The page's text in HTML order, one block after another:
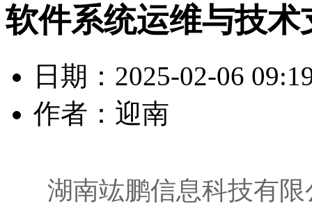
软件系统运维与技术
日期：2025-02-06
作者：迎南
湖南竑鹏信息科技有